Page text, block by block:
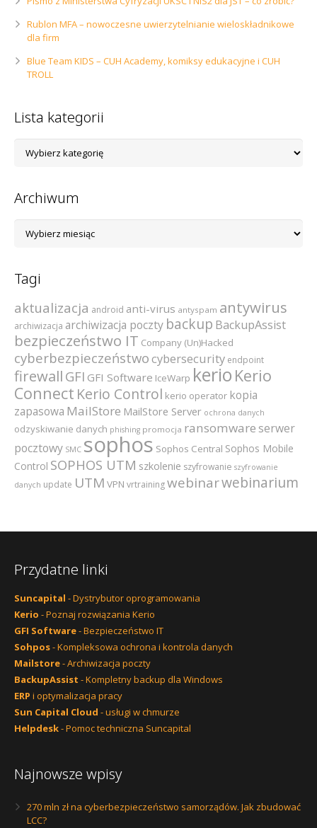
Rublon MFA – nowoczesne uwierzytelnianie wieloskładnikowe
dla firm
Blue Team KIDS – CUH Academy, komiksy edukacyjne i CUH
TROLL
Lista kategorii
kategorii
Archiwum
Tagi
aktualizacja android anti-virus antyspam antywirus
archiwizacja archiwizacja poczty backup BackupAssist
bezpieczeństwo IT Company (Un)Hacked
cyberbezpieczeństwocybersecurity endpoint
firewall GFI GFI Software IceWarp kerio Kerio
Connect Kerio Control kerio operator kopia
zapasowa MailStore MailStore Server ochrona danych
odzyskiwanie danych phishing promocja ransomware serwer
pocztowy SMC sophos Sophos Central Sophos Mobile
Control SOPHOS UTM szkolenie szyfrowanie szyfrowanie
danych update UTM VPN vrtrainingwebinarwebinarium
Przydatne linki
Suncapital - Dystrybutor oprogramowania
Kerio - Poznaj rozwiązania Kerio
GFI Software- Bezpieczeństwo IT
Sohpos- Kompleksowa ochrona i kontrola danych
Mailstore- Archiwizacja poczty
BackupAssist - Kompletny backup dla Windows
ERP i optymalizacja pracy
Sun Capital Cloud - usługi w chmurze
Helpdesk- Pomoc techniczna Suncapital
Najnowsze wpisy
270 mln zł na cyberbezpieczeństwo samorządów. Jak zbudować
LCC?